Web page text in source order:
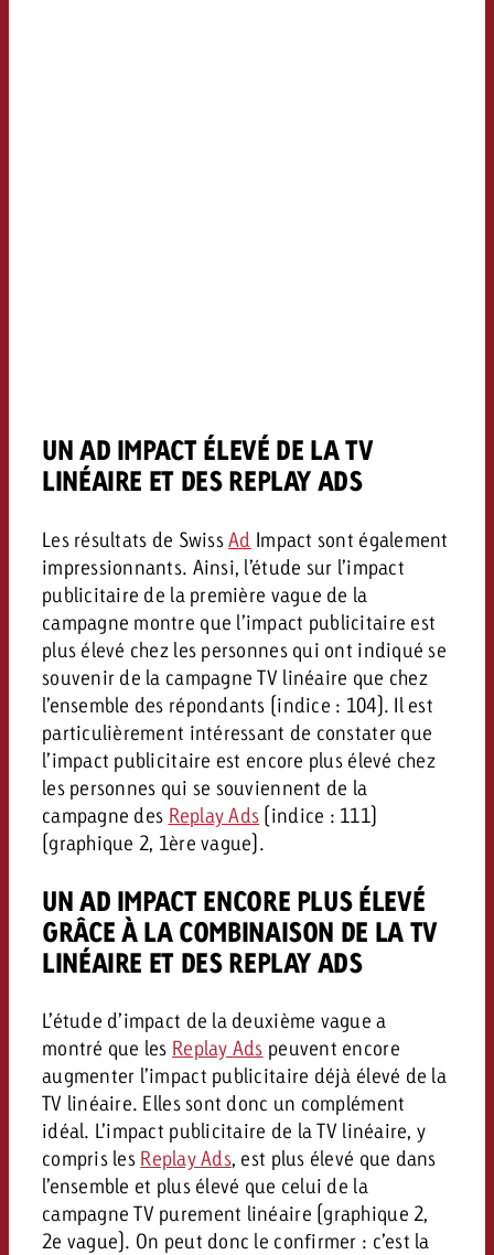
UN AD IMPACT ÉLEVÉ DE LA TV
LINÉAIRE ET DES REPLAY ADS
Les résultats de SwissAd Impact sont également
impressionnants. Ainsi, l’étude sur l’impact
publicitaire de la première vague de la
campagne montre que l’impact publicitaire est
plus élevé chez les personnes qui ont indiqué se
souvenir de la campagne TV linéaire que chez
l’ensemble des répondants (indice : 104). Il est
particulièrement intéressant de constater que
l’impact publicitaire est encore plus élevé chez
les personnes qui se souviennent de la
campagne des Replay Ads (indice : 111)
(graphique 2, 1ère vague).
UN AD IMPACT ENCORE PLUS ÉLEVÉ
GRÂCE À LA COMBINAISON DE LA TV
LINÉAIRE ET DES REPLAY ADS
L’étude d’impact de la deuxième vague a
montré que les Replay Ads peuvent encore
augmenter l’impact publicitaire déjà élevé de la
TV linéaire. Elles sont donc un complément
idéal. L’impact publicitaire de la TV linéaire, y
compris les Replay Ads, est plus élevé que dans
l’ensemble et plus élevé que celui de la
campagne TV purement linéaire (graphique 2,
2e vague). On peut donc le confirmer : c’est la